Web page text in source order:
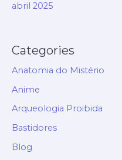
abril 2025
Categories
Anatomia do Mistério
Anime
Arqueologia Proibida
Bastidores
Blog